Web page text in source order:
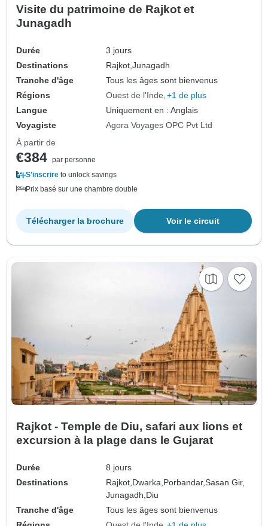
Visite du patrimoine de Rajkot et
Junagadh
Durée
3 jours
Destinations
Rajkot,Junagadh
Tranche d'âge
Tous les âges sont bienvenus
Régions
Ouest de l'Inde +1 de plus
Langue
Uniquement en : Anglais
Voyagiste
Agora Voyages OPC Pvt Ltd
À partir de
€384 par personne
S'inscrire to unlock savings
Prix basé sur une chambre double
Voir le circuit
Télécharger la brochure
Rajkot - Temple de Diu, safari aux lions et
excursion à la plage dans le Gujarat
Durée
8 jours
Destinations
Rajkot,Dwarka,Porbandar,Sasan Gir,
Junagadh,Diu
Tranche d'âge
Tous les âges sont bienvenus